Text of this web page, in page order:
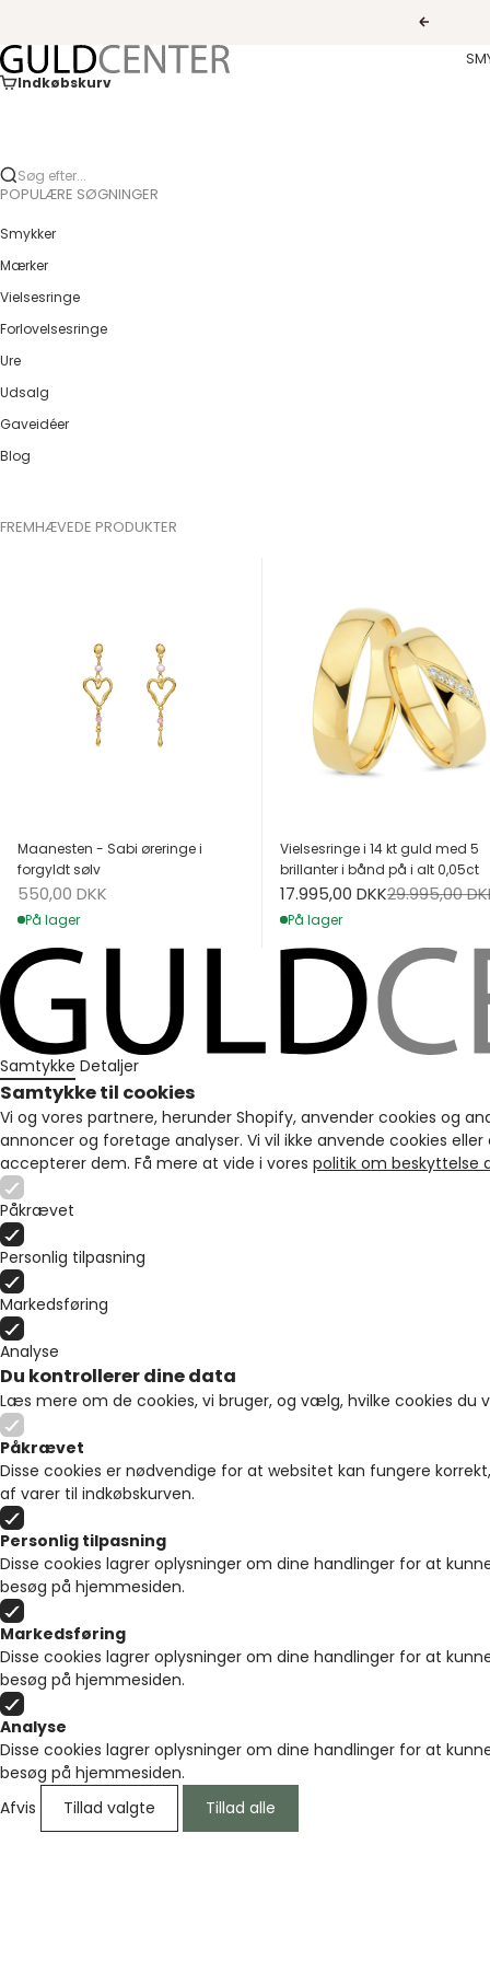
Forrige
Guldcenter
Indkøbskurv
Søg efter...
POPULÆRE SØGNINGER
Smykker
Mærker
Vielsesringe
Forlovelsesringe
Ure
Udsalg
Gaveidéer
Blog
FREMHÆVEDE PRODUKTER
Maanesten - Sabi øreringe i
forgyldt sølv
Salgspris
550,00 DKK
På lager
Vielsesringe i 14 kt guld med 5
brillanter i bånd på i alt 0,05ct
Salgspris
17.995,00 DKKNormalpris
29.995,00
På lager
Samtykke Detaljer
Samtykke til cookies
Vi og vores partnere, herunder Shopify, anvender cookies og
annoncer og foretage analyser. Vi vil ikke anvende cookies
accepterer dem. Få mere at vide i vores politik om beskyttelse
Påkrævet
Personlig tilpasning
Markedsføring
Analyse
Du kontrollerer dine data
Læs mere om de cookies, vi bruger, og vælg, hvilke cookies du
Påkrævet
Disse cookies er nødvendige for at websitet kan fungere
af varer til indkøbskurven.
Personlig tilpasning
Disse cookies lagrer oplysninger om dine handlinger for at
besøg på hjemmesiden.
Markedsføring
Disse cookies lagrer oplysninger om dine handlinger for at
besøg på hjemmesiden.
Analyse
Disse cookies lagrer oplysninger om dine handlinger for at
besøg på hjemmesiden.
Afvis
Tillad valgte Tillad alle